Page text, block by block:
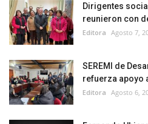
Dirigentes
reunieron con
Editora Agosto 7,
SEREMI de
refuerza apoyo
Editora Agosto 6,